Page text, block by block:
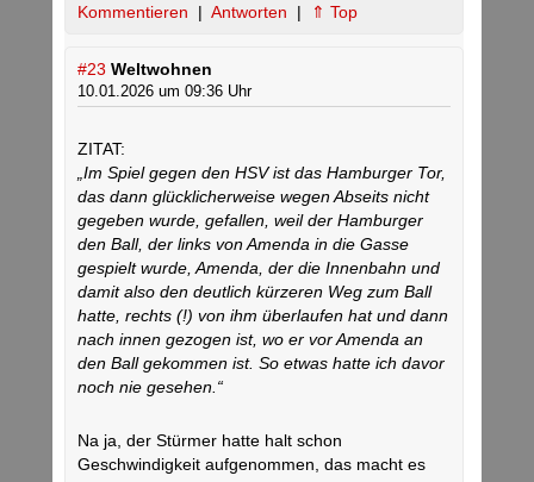
Kommentieren | Antworten | ⇑ Top
#23 Weltwohnen
10.01.2026 um 09:36 Uhr
ZITAT:
„Im Spiel gegen den HSV ist das Hamburger Tor,
das dann glücklicherweise wegen Abseits nicht
gegeben wurde, gefallen, weil der Hamburger
den Ball, der links von Amenda in die Gasse
gespielt wurde, Amenda, der die Innenbahn und
damit also den deutlich kürzeren Weg zum Ball
hatte, rechts (!) von ihm überlaufen hat und dann
nach innen gezogen ist, wo er vor Amenda an
den Ball gekommen ist. So etwas hatte ich davor
noch nie gesehen.“
Na ja, der Stürmer hatte halt schon
Geschwindigkeit aufgenommen, das macht es